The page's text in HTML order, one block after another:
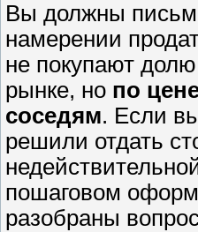
Вы должны
намерении
не покупают
рынке, но по
соседям. Если
решили отдать
пошаговом
разобраны